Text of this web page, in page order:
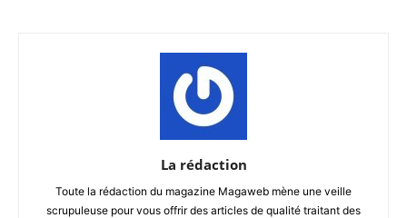
La rédaction
Toute la rédaction du magazine Magaweb mène une veille
scrupuleuse pour vous offrir des articles de qualité traitant des